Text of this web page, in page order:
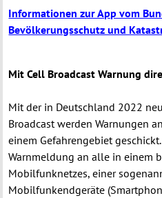
Informationen zur App vom
Bevölkerungsschutz und
Mit Cell Broadcast Warnung
Mit der in Deutschland 2022
Broadcast werden Warnungen
einem Gefahrengebiet
Warnmeldung an alle in einem
Mobilfunknetzes, einer
Mobilfunkendgeräte